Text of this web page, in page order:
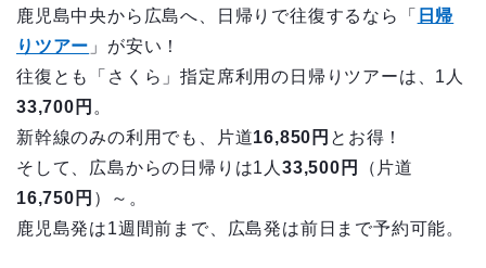
鹿児島中央から広島へ、日帰りで往復するなら「
日帰
りツアー 」が安い！
往復とも「さくら」指定席利用の日帰りツアーは、1人
33,700円 。
新幹線のみの利用でも、片道16,850円 とお得！
そして、広島からの日帰りは1人 33,500円
（片道
16,750円 ）～。
鹿児島発は1週間前まで、広島発は前日まで予約可能。